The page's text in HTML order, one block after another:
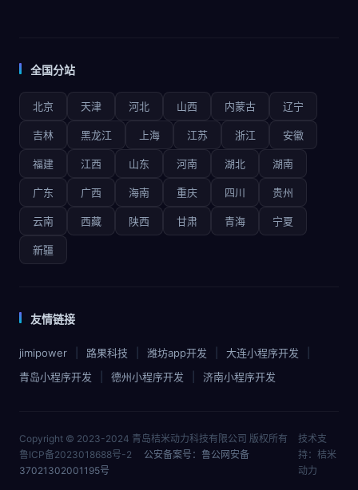
全国分站
北京 天津 河北 山西 内蒙古 辽宁
吉林 黑龙江 上海 江苏 浙江 安徽
福建 江西 山东 河南 湖北 湖南
广东 广西 海南 重庆 四川 贵州
云南 西藏 陕西 甘肃 青海 宁夏
新疆
友情链接
jimipower 路果科技 潍坊app开发
大连小程序开发
青岛小程序开发
德州小程序开发 济南小程序开发
Copyright © 2023-2024 青岛桔米动力科技有限公司 版权所有
鲁ICP备2023018688号-2
公安备案号：鲁公网安备
37021302001195号
技术支
持：桔米
动力